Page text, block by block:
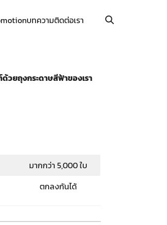
บทความติดต่อเรา
วยถุงกระดาษสีฟ้าของเรา
มากกว่า 5,000 ใบ
ตกลงกันได้